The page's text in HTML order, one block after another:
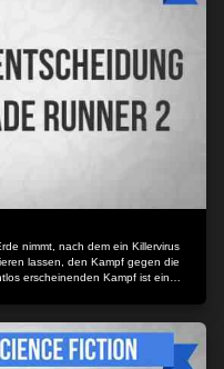
nimmt, nach dem ein Killervirus
lassen, den Kampf gegen die